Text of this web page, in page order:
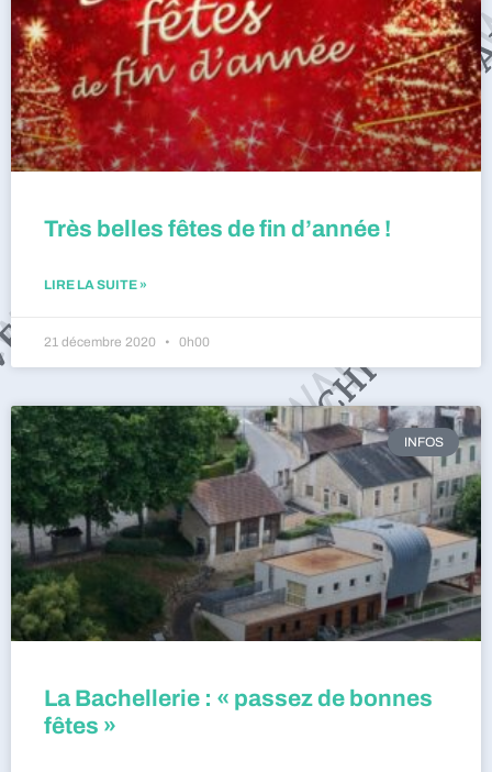
Très belles fêtes de fin d’année !
LIRE LA SUITE »
21 décembre 2020 0h00
INFOS
La Bachellerie : « passez de bonnes
fêtes »